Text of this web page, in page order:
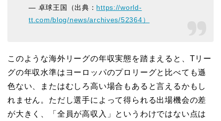
— 卓球王国（出典： https://world-
tt.com/blog/news/archives/52364）
このような海外リーグの年収実態を踏まえると、Tリー
グの年収水準はヨーロッパのプロリーグと比べても遜
色ない、またはむしろ高い場合もあると言えるかもし
れません。ただし選手によって得られる出場機会の差
が大きく、「全員が高収入」というわけではない点は